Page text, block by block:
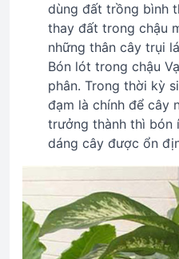
dùng đất trồng bình
thay đất trong chậu
những thân cây trụi
Bón lót trong chậu
phân. Trong thời kỳ
đạm là chính để cây
trưởng thành thì bón
dáng cây được ổn